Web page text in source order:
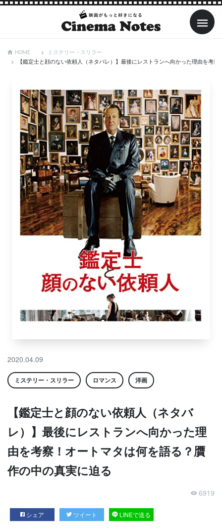
HOME
ミステリー・スリラー
【鑑定士と顔のない依頼人（ネタバレ）】最後にレストランへ向かった理由を考
2020.04.09
ミステリー・スリラー ロマンス 洋画
【鑑定士と顔のない依頼人（ネタバ
レ）】最後にレストランへ向かった理
由を考察！オートマタは何を語る？贋
作の中の真実に迫る
6919
シェア ツイート LINEで送る